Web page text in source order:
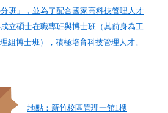
班」，並為了配合國家高科技管理人才
立碩士在職專班與博士班（其前身為工
組博士班），積極培育科技管理人才。
地點：新竹校區管理一館1樓